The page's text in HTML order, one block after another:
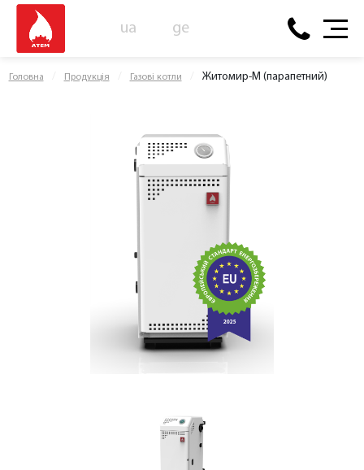
ua ge
Головна Продукція Газові котли Житомир-М (парапетний)